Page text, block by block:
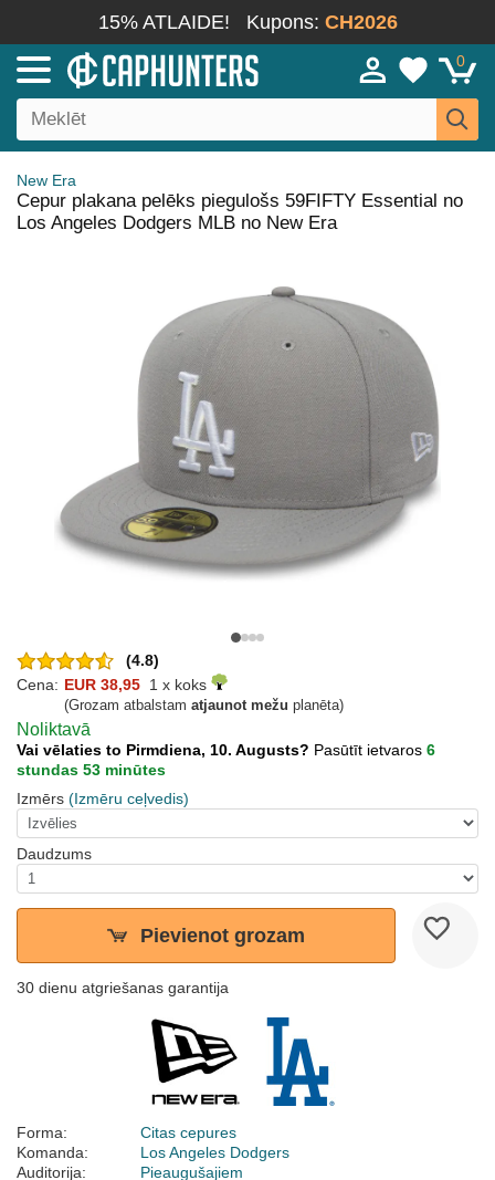
15% ATLAIDE! Kupons: CH2026
0
New Era
Cepur plakana pelēks piegulošs 59FIFTY Essential no
Los Angeles Dodgers MLB no New Era
(4.8)
Cena: EUR 38,95 1 x koks
(Grozam atbalstam atjaunot mežu planēta)
Noliktavā
Vai vēlaties to Pirmdiena, 10. Augusts? Pasūtīt ietvaros 6
stundas 53 minūtes
Izmērs (Izmēru ceļvedis)
Daudzums
Pievienot grozam
30 dienu atgriešanas garantija
Forma:
Citas cepures
Komanda:
Los Angeles Dodgers
Auditorija:
Pieaugušajiem